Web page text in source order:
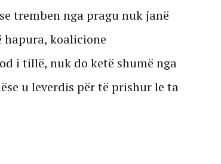
tremben nga pragu nuk janë
koalicione
i tillë, nuk do ketë shumë nga
u leverdis për të prishur le ta